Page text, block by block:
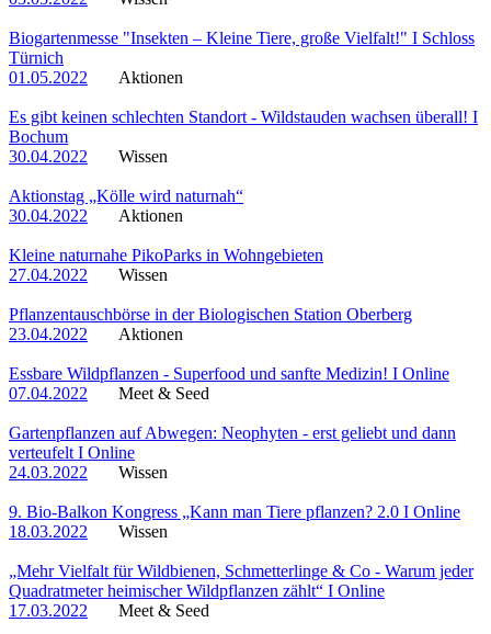
Biogartenmesse "Insekten – Kleine Tiere, große Vielfalt!" I Schloss
Türnich
01.05.2022
Aktionen
Es gibt keinen schlechten Standort - Wildstauden wachsen überall! I
Bochum
30.04.2022
Wissen
Aktionstag „Kölle wird naturnah“
30.04.2022
Aktionen
Kleine naturnahe PikoParks in Wohngebieten
27.04.2022
Wissen
Pflanzentauschbörse in der Biologischen Station Oberberg
23.04.2022
Aktionen
Essbare Wildpflanzen - Superfood und sanfte Medizin! I Online
07.04.2022
Meet & Seed
Gartenpflanzen auf Abwegen: Neophyten - erst geliebt und dann
verteufelt I Online
24.03.2022
Wissen
9. Bio-Balkon Kongress „Kann man Tiere pflanzen? 2.0 I Online
18.03.2022
Wissen
„Mehr Vielfalt für Wildbienen, Schmetterlinge & Co - Warum jeder
Quadratmeter heimischer Wildpflanzen zählt“ I Online
17.03.2022
Meet & Seed